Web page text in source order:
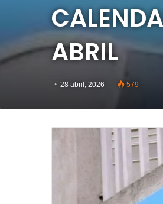
ABRIL
28 abril, 2026 579